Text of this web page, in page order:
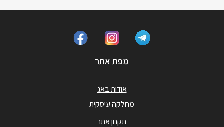
מפת אתר
אודות באג
מחלקה עיסקית
תקנון אתר